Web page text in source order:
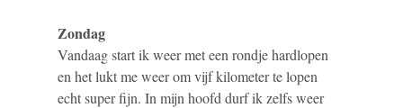
Zondag
Vandaag start ik weer met een rondje hardlopen
en het lukt me weer om vijf kilometer te lopen
echt super fijn. In mijn hoofd durf ik zelfs weer